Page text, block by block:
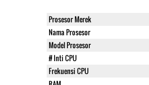
Prosesor Merek
Nama Prosesor
Model Prosesor
# Inti CPU
Frekuensi CPU